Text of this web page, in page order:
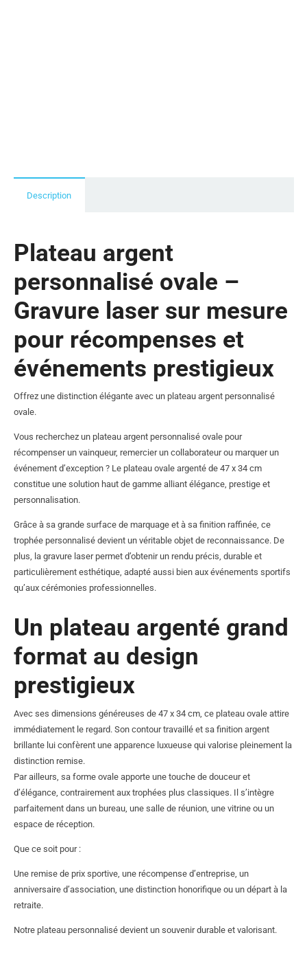
Description
Plateau argent
personnalisé ovale –
Gravure laser sur mesure
pour récompenses et
événements prestigieux
Offrez une distinction élégante avec un plateau argent personnalisé
ovale.
Vous recherchez un plateau argent personnalisé ovale pour
récompenser un vainqueur, remercier un collaborateur ou marquer un
événement d’exception ? Le plateau ovale argenté de 47 x 34 cm
constitue une solution haut de gamme alliant élégance, prestige et
personnalisation.
Grâce à sa grande surface de marquage et à sa finition raffinée, ce
trophée personnalisé devient un véritable objet de reconnaissance. De
plus, la gravure laser permet d’obtenir un rendu précis, durable et
particulièrement esthétique, adapté aussi bien aux événements sportifs
qu’aux cérémonies professionnelles.
Un plateau argenté grand
format au design
prestigieux
Avec ses dimensions généreuses de 47 x 34 cm, ce plateau ovale attire
immédiatement le regard. Son contour travaillé et sa finition argent
brillante lui confèrent une apparence luxueuse qui valorise pleinement la
distinction remise.
Par ailleurs, sa forme ovale apporte une touche de douceur et
d’élégance, contrairement aux trophées plus classiques. Il s’intègre
parfaitement dans un bureau, une salle de réunion, une vitrine ou un
espace de réception.
Que ce soit pour :
Une remise de prix sportive, une récompense d’entreprise, un
anniversaire d’association, une distinction honorifique ou un départ à la
retraite.
Notre plateau personnalisé devient un souvenir durable et valorisant.